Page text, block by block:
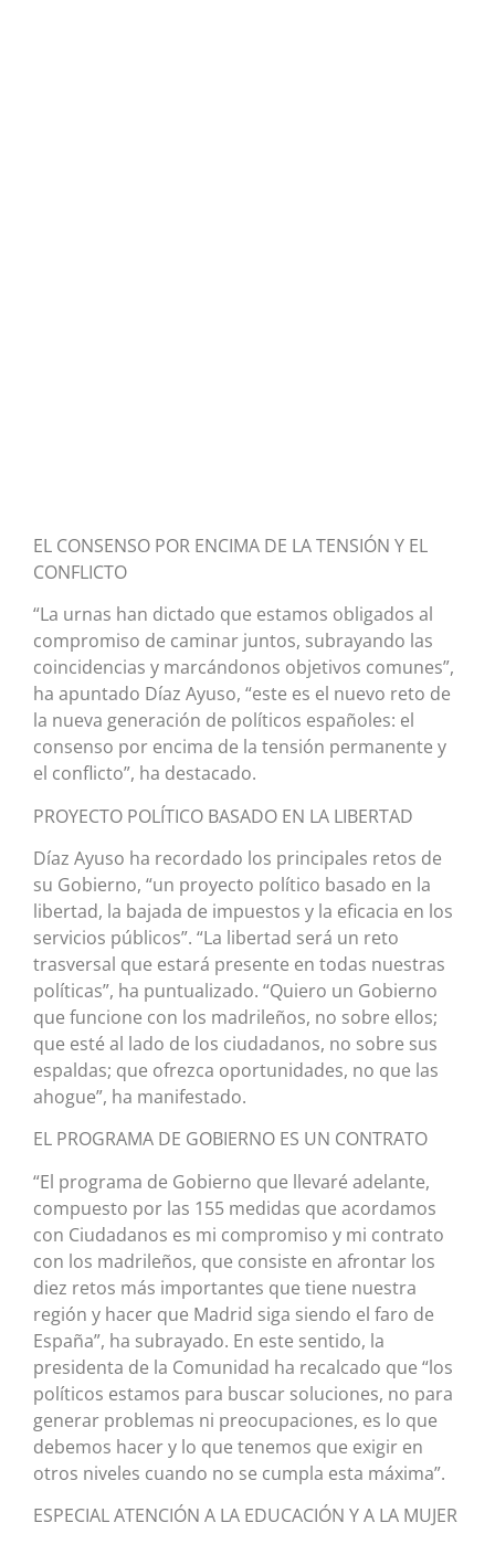
EL CONSENSO POR ENCIMA DE LA TENSIÓN Y EL
CONFLICTO
“La urnas han dictado que estamos obligados al
compromiso de caminar juntos, subrayando las
coincidencias y marcándonos objetivos comunes”,
ha apuntado Díaz Ayuso, “este es el nuevo reto de
la nueva generación de políticos españoles: el
consenso por encima de la tensión permanente y
el conflicto”, ha destacado.
PROYECTO POLÍTICO BASADO EN LA LIBERTAD
Díaz Ayuso ha recordado los principales retos de
su Gobierno, “un proyecto político basado en la
libertad, la bajada de impuestos y la eficacia en los
servicios públicos”. “La libertad será un reto
trasversal que estará presente en todas nuestras
políticas”, ha puntualizado. “Quiero un Gobierno
que funcione con los madrileños, no sobre ellos;
que esté al lado de los ciudadanos, no sobre sus
espaldas; que ofrezca oportunidades, no que las
ahogue”, ha manifestado.
EL PROGRAMA DE GOBIERNO ES UN CONTRATO
“El programa de Gobierno que llevaré adelante,
compuesto por las 155 medidas que acordamos
con Ciudadanos es mi compromiso y mi contrato
con los madrileños, que consiste en afrontar los
diez retos más importantes que tiene nuestra
región y hacer que Madrid siga siendo el faro de
España”, ha subrayado. En este sentido, la
presidenta de la Comunidad ha recalcado que “los
políticos estamos para buscar soluciones, no para
generar problemas ni preocupaciones, es lo que
debemos hacer y lo que tenemos que exigir en
otros niveles cuando no se cumpla esta máxima”.
ESPECIAL ATENCIÓN A LA EDUCACIÓN Y A LA MUJER